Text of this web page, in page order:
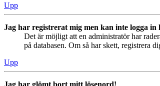
Upp
Jag har registrerat mig men kan inte logga in
Det är möjligt att en administratör har
på databasen. Om så har skett, registrera
Upp
Jag har glömt bort mitt lösenord!